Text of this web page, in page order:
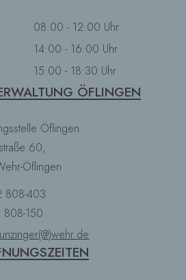
08:00 - 12:00 Uhr
14:00 - 16:00 Uhr
15:00 - 18:30 Uhr
ÖFLINGEN
Öflingen
60,
Öflingen
808-403
808-150